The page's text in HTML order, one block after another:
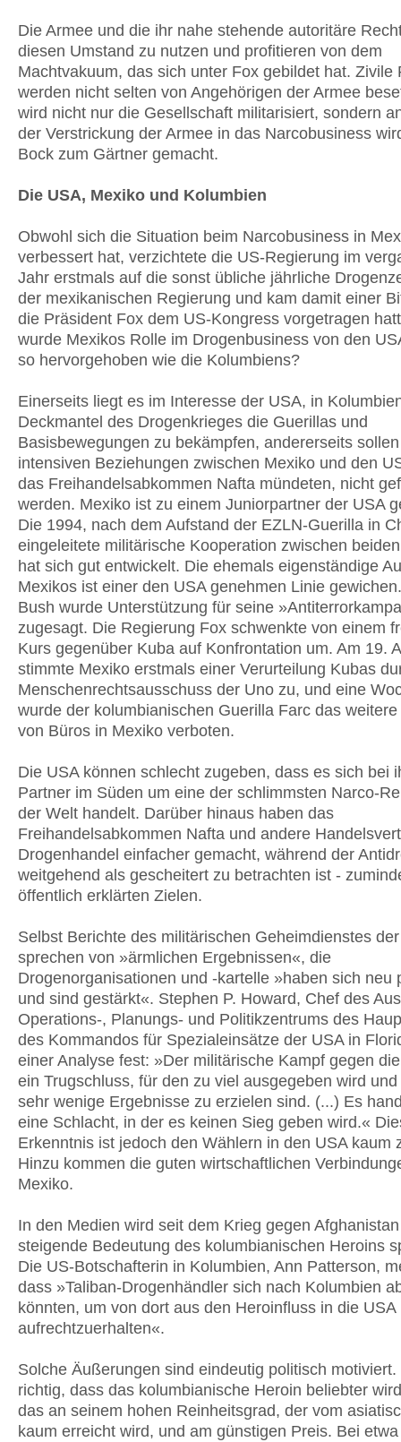
Die Armee und die ihr nahe stehende autoritäre
diesen Umstand zu nutzen und profitieren von dem
Machtvakuum, das sich unter Fox gebildet hat. Zivile
werden nicht selten von Angehörigen der Armee
wird nicht nur die Gesellschaft militarisiert, sondern
der Verstrickung der Armee in das Narcobusiness
Bock zum Gärtner gemacht.
Die USA, Mexiko und Kolumbien
Obwohl sich die Situation beim Narcobusiness in
verbessert hat, verzichtete die US-Regierung im
Jahr erstmals auf die sonst übliche jährliche
der mexikanischen Regierung und kam damit einer
die Präsident Fox dem US-Kongress vorgetragen
wurde Mexikos Rolle im Drogenbusiness von den
so hervorgehoben wie die Kolumbiens?
Einerseits liegt es im Interesse der USA, in
Deckmantel des Drogenkrieges die Guerillas und
Basisbewegungen zu bekämpfen, andererseits
intensiven Beziehungen zwischen Mexiko und den
das Freihandelsabkommen Nafta mündeten, nicht
werden. Mexiko ist zu einem Juniorpartner der USA
Die 1994, nach dem Aufstand der EZLN-Guerilla in
eingeleitete militärische Kooperation zwischen
hat sich gut entwickelt. Die ehemals eigenständige
Mexikos ist einer den USA genehmen Linie
Bush wurde Unterstützung für seine
zugesagt. Die Regierung Fox schwenkte von einem
Kurs gegenüber Kuba auf Konfrontation um. Am 19.
stimmte Mexiko erstmals einer Verurteilung Kubas
Menschenrechtsausschuss der Uno zu, und eine
wurde der kolumbianischen Guerilla Farc das
von Büros in Mexiko verboten.
Die USA können schlecht zugeben, dass es sich bei
Partner im Süden um eine der schlimmsten Narco-
der Welt handelt. Darüber hinaus haben das
Freihandelsabkommen Nafta und andere
Drogenhandel einfacher gemacht, während der
weitgehend als gescheitert zu betrachten ist -
öffentlich erklärten Zielen.
Selbst Berichte des militärischen Geheimdienstes
sprechen von »ärmlichen Ergebnissen«, die
Drogenorganisationen und -kartelle »haben sich neu
und sind gestärkt«. Stephen P. Howard, Chef des
Operations-, Planungs- und Politikzentrums des
des Kommandos für Spezialeinsätze der USA in
einer Analyse fest: »Der militärische Kampf gegen
ein Trugschluss, für den zu viel ausgegeben wird
sehr wenige Ergebnisse zu erzielen sind. (...) Es
eine Schlacht, in der es keinen Sieg geben wird.«
Erkenntnis ist jedoch den Wählern in den USA kaum
Hinzu kommen die guten wirtschaftlichen
Mexiko.
In den Medien wird seit dem Krieg gegen
steigende Bedeutung des kolumbianischen Heroins
Die US-Botschafterin in Kolumbien, Ann Patterson,
dass »Taliban-Drogenhändler sich nach Kolumbien
könnten, um von dort aus den Heroinfluss in die USA
aufrechtzuerhalten«.
Solche Äußerungen sind eindeutig politisch
richtig, dass das kolumbianische Heroin beliebter
das an seinem hohen Reinheitsgrad, der vom
kaum erreicht wird, und am günstigen Preis. Bei